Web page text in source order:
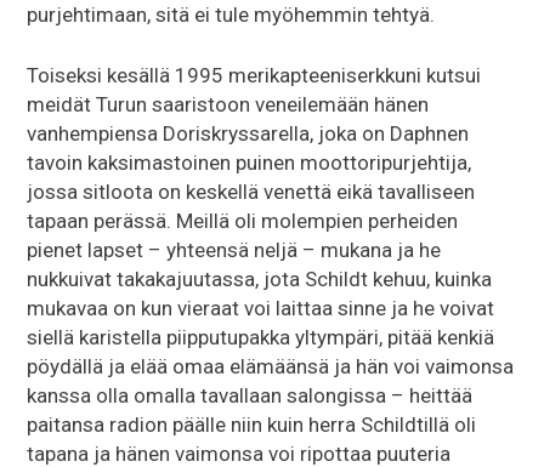
purjehtimaan, sitä ei tule myöhemmin tehtyä.
Toiseksi kesällä 1995 merikapteeniserkkuni kutsui
meidät Turun saaristoon veneilemään hänen
vanhempiensa Doriskryssarella, joka on Daphnen
tavoin kaksimastoinen puinen moottoripurjehtija,
jossa sitloota on keskellä venettä eikä tavalliseen
tapaan perässä. Meillä oli molempien perheiden
pienet lapset – yhteensä neljä – mukana ja he
nukkuivat takakajuutassa, jota Schildt kehuu, kuinka
mukavaa on kun vieraat voi laittaa sinne ja he voivat
siellä karistella piipputupakka yltympäri, pitää kenkiä
pöydällä ja elää omaa elämäänsä ja hän voi vaimonsa
kanssa olla omalla tavallaan salongissa – heittää
paitansa radion päälle niin kuin herra Schildtillä oli
tapana ja hänen vaimonsa voi ripottaa puuteria